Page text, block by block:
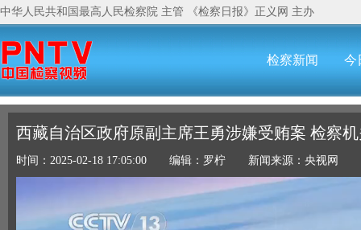
中华人民共和国最高人民检察院 主管 《检察日报》 正义网 主办
检察新闻 今
西藏自治区政府原副主席王勇涉嫌受贿案 检察
时间：2025-02-18 17:05:00 编辑：罗柠 新闻来源：央视网